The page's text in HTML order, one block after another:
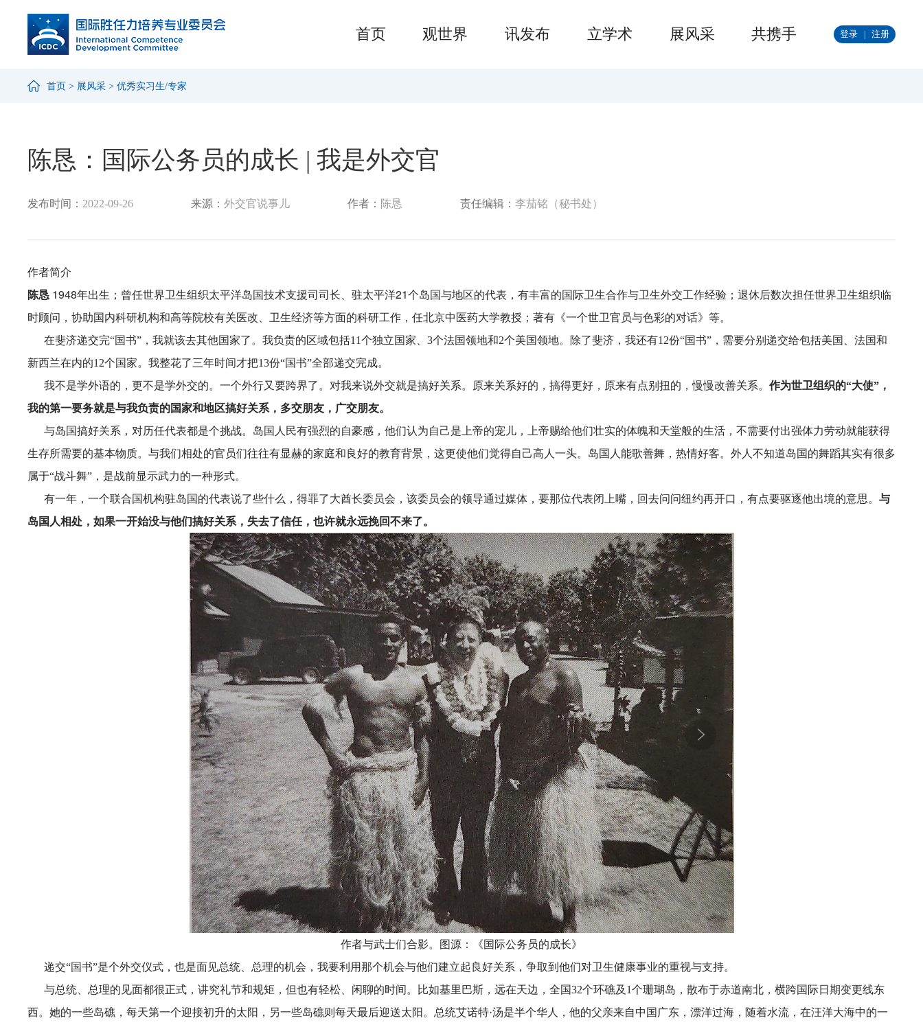
首页 观世界 讯发布 立学术 展风采 共携手 登录 注册
首页 > 展风采 > 优秀实习生/专家
陈恳：国际公务员的成长 | 我是外交官
发布时间： 2022-09-26 来源： 外交官说事儿 作者： 陈恳 责任编辑： 李茄铭（秘书处）
作者简介
陈恳 1948年出生；曾任世界卫生组织太平洋岛国技术支援司司长、驻太平洋21个岛国与地区的代表，有丰富的国际卫生合作与卫生外交工作经验；退休后数次担任世界卫生组织临
时顾问，协助国内科研机构和高等院校有关医改、卫生经济等方面的科研工作，任北京中医药大学教授；著有《一个世卫官员与色彩的对话》等。
在斐济递交完“国书”，我就该去其他国家了。我负责的区域包括11个独立国家、3个法国领地和2个美国领地。除了斐济，我还有12份“国书”，需要分别递交给包括美国、法国和
新西兰在内的12个国家。我整花了三年时间才把13份“国书”全部递交完成。
我不是学外语的，更不是学外交的。一个外行又要跨界了。对我来说外交就是搞好关系。原来关系好的，搞得更好，原来有点别扭的，慢慢改善关系。 作为世卫组织的“大使”，
我的第一要务就是与我负责的国家和地区搞好关系，多交朋友，广交朋友。
与岛国搞好关系，对历任代表都是个挑战。岛国人民有强烈的自豪感，他们认为自己是上帝的宠儿，上帝赐给他们壮实的体魄和天堂般的生活，不需要付出强体力劳动就能获得
生存所需要的基本物质。与我们相处的官员们往往有显赫的家庭和良好的教育背景，这更使他们觉得自己高人一头。岛国人能歌善舞，热情好客。外人不知道岛国的舞蹈其实有很多
属于“战斗舞”，是战前显示武力的一种形式。
有一年，一个联合国机构驻岛国的代表说了些什么，得罪了大酋长委员会，该委员会的领导通过媒体，要那位代表闭上嘴，回去问问纽约再开口，有点要驱逐他出境的意思。 与
岛国人相处，如果一开始没与他们搞好关系，失去了信任，也许就永远挽回不来了。
作者与武士们合影。图源：《国际公务员的成长》
递交“国书”是个外交仪式，也是面见总统、总理的机会，我要利用那个机会与他们建立起良好关系，争取到他们对卫生健康事业的重视与支持。
与总统、总理的见面都很正式，讲究礼节和规矩，但也有轻松、闲聊的时间。比如基里巴斯，远在天边，全国32个环礁及1个珊瑚岛，散布于赤道南北，横跨国际日期变更线东
西。她的一些岛礁，每天第一个迎接初升的太阳，另一些岛礁则每天最后迎送太阳。总统艾诺特·汤是半个华人，他的父亲来自中国广东，漂洋过海，随着水流，在汪洋大海中的一